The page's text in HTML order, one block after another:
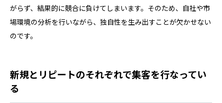
がらず、結果的に競合に負けてしまいます。そのため、自社や市
場環境の分析を行いながら、独自性を生み出すことが欠かせない
のです。
新規とリピートのそれぞれで集客を行なってい
る